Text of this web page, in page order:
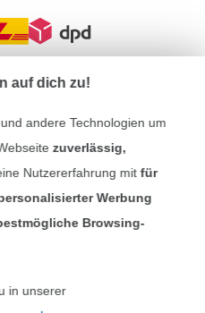
auf dich zu!
andere Technologien um
zuverlässig,
Nutzererfahrung mitfür
Werbung
Browsing-
in unserer